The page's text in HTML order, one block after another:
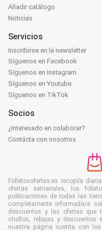
Añadir catálogo
Noticias
Servicios
Inscribirse en la newsletter
Síguenos en Facebook
Síguenos en Instagram
Síguenos en Youtube
Síguenos en TikTok
Socios
¿Interesado en colaborar?
Contácta con nosotros
Folletosofertas.es recopila
ofertas semanales, los
publicaciones de todas las
completamente informado/a
descuentos y las ofertas que
chollos, rebajas y descuentos
nuestra página cuenta con